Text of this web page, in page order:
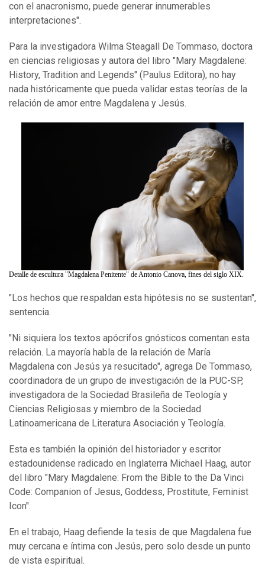
con el anacronismo, puede generar innumerables
interpretaciones".
Para la investigadora Wilma Steagall De Tommaso, doctora
en ciencias religiosas y autora del libro "Mary Magdalene:
History, Tradition and Legends" (Paulus Editora), no hay
nada históricamente que pueda validar estas teorías de la
relación de amor entre Magdalena y Jesús.
Detalle de escultura "Magdalena Penitente" de Antonio Canova, fines del siglo XIX.
"Los hechos que respaldan esta hipótesis no se sustentan",
sentencia.
"Ni siquiera los textos apócrifos gnósticos comentan esta
relación. La mayoría habla de la relación de María
Magdalena con Jesús ya resucitado", agrega De Tommaso,
coordinadora de un grupo de investigación de la PUC-SP,
investigadora de la Sociedad Brasileña de Teología y
Ciencias Religiosas y miembro de la Sociedad
Latinoamericana de Literatura Asociación y Teología.
Esta es también la opinión del historiador y escritor
estadounidense radicado en Inglaterra Michael Haag, autor
del libro "Mary Magdalene: From the Bible to the Da Vinci
Code: Companion of Jesus, Goddess, Prostitute, Feminist
Icon".
En el trabajo, Haag defiende la tesis de que Magdalena fue
muy cercana e íntima con Jesús, pero solo desde un punto
de vista espiritual.